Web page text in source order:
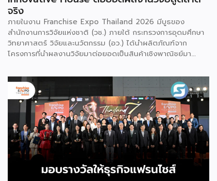
จริง
ภายในงาน Franchise Expo Thailand 2026 มีบูธของ
สำนักงานการวิจัยแห่งชาติ (วช.) ภายใต้ กระทรวงการอุดมศึกษา
วิทยาศาสตร์ วิจัยและนวัตกรรม (อว.) ได้นำผลิตภัณฑ์จาก
โครงการที่นำผลงานวิจัยมาต่อยอดเป็นสินค้าเชิงพาณิชย์มา
มีภารกิจหลัก คือการให้ทุนวิจัย ดูแลเรื่องการวิจัยในภาพรวม รวม
ถึงการให้รางวัล และสนับสนุนนักวิจัย ตั้งแต่ระดับเยาวชนไปจนถึง
นักวิจัยอาวุโส แน่นอนว่านี่เป็นหน่วยงานผู้อยู่เบื้องหลังงานวิจัย
ไทยตั้งแต่ต้นน้ำยันปลายน้ำ กิจกรรมที่นำมาจัดแสดงในบูธ
ครั้งนี้เป็นส่วนหนึ่งของทุนที่ วช. สนับสนุนภายใต้ชุดโครงการ
Innovative House ซึ่งมีเป้าหมายชัดเจน คือการแนะแนวและ
สนับสนุนให้ผู้ประกอบการนำนวัตกรรมที่ต่อยอดมาจากงานวิจัย
ไปพัฒนาต่อจนสามารถขายได้จริงในเชิงพาณิชย์ ไม่ใช่แค่งาน
วิจัยที่อยู่ในห้องแล็บ โดยสินค้าที่นำมาโชว์ในบูธจึงเป็นผลิตภัณฑ์
ที่ “พร้อมขาย” แล้วจริงๆ บางแบรนด์ขายออนไลน์ บางแบรนด์